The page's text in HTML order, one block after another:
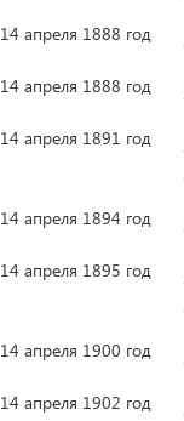
14 апреля 1888 год
14 апреля 1888 год
14 апреля 1891 год
14 апреля 1894 год
14 апреля 1895 год
14 апреля 1900 год
14 апреля 1902 год